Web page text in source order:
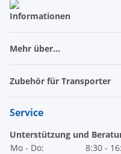
Informationen
Mehr über...
Zubehör für Transporter
Service
Unterstützung und
Mo - Do:
8:30 -